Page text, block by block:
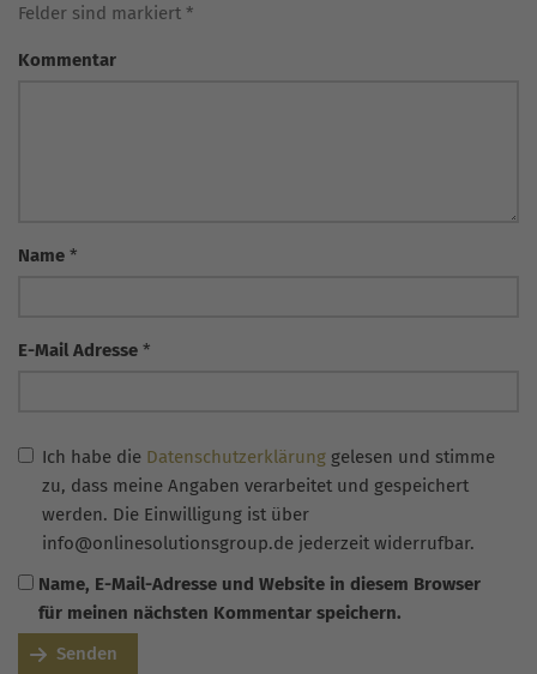
Felder sind markiert *
Kommentar
Name *
E-Mail Adresse *
Ich habe die Datenschutzerklärung gelesen und stimme
zu, dass meine Angaben verarbeitet und gespeichert
werden. Die Einwilligung ist über
info@onlinesolutionsgroup.de jederzeit widerrufbar.
Name, E-Mail-Adresse und Website in diesem Browser
für meinen nächsten Kommentar speichern.
Senden